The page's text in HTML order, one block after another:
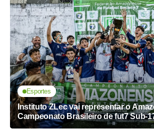
Esportes
Instituto ZLec vai representar o
Campeonato Brasileiro de fut7 Sub-